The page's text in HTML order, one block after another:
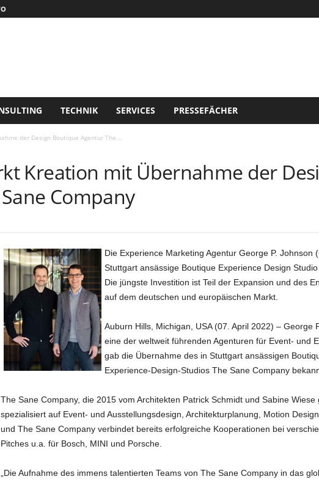
TECHNIK SERVICES PRESSEFÄCHER
der Design Boutique Agentur The...
Kreation mit Übernahme der
Company
Die Experience Marketing Agentur George P. Johnson
Stuttgart ansässige Boutique Experience Design
Die jüngste Investition ist Teil der Expansion und des
auf dem deutschen und europäischen Markt.
Auburn Hills, Michigan, USA (07. April 2022) – George
eine der weltweit führenden Agenturen für Event- und
gab die Übernahme des in Stuttgart ansässigen
Experience-Design-Studios The Sane Company
The Sane Company, die 2015 vom Architekten Patrick Schmidt und Sabine
spezialisiert auf Event- und Ausstellungsdesign, Architekturplanung, Motion
und The Sane Company verbindet bereits erfolgreiche Kooperationen bei
Pitches u.a. für Bosch, MINI und Porsche.
„Die Aufnahme des immens talentierten Teams von The Sane Company in das